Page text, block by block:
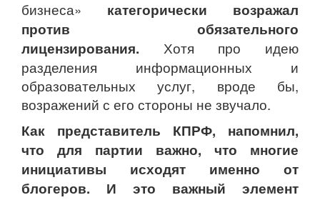
бизнеса» категорически возражал
против обязательного
лицензирования. Хотя про идею
разделения информационных и
образовательных услуг, вроде бы,
возражений с его стороны не звучало.
Как представитель КПРФ, напомнил,
что для партии важно, что многие
инициативы исходят именно от
блогеров. И это важный элемент